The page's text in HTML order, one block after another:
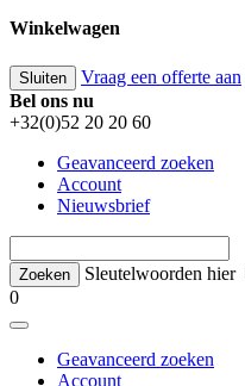
Winkelwagen
Sluiten Vraag een offerte aan
Bel ons nu
+32(0)52 20 20 60
Geavanceerd zoeken
Account
Nieuwsbrief
Sleutelwoorden hier
0
Geavanceerd zoeken
Account